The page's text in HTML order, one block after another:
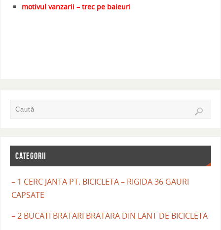
motivul vanzarii – trec pe baieuri
CATEGORII
– 1 CERC JANTA PT. BICICLETA – RIGIDA 36 GAURI
CAPSATE
– 2 BUCATI BRATARI BRATARA DIN LANT DE BICICLETA